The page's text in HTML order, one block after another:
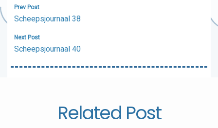
Bericht
navigatie
Prev Post
Scheepsjournaal 38
Next Post
Scheepsjournaal 40
Related Post